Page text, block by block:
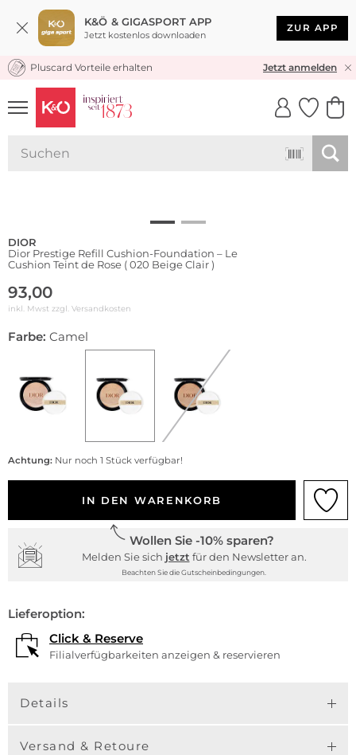
K&Ö & GIGASPORT APP
Jetzt kostenlos downloaden
ZUR APP
KOSTENLOSER VERSAND* & RÜCKVERSAND
Pluscard Vorteile erhalten Jetzt anmelden
UNSERE APP
CLICK &
DIOR
Dior Prestige Refill Cushion-Foundation – Le
Cushion Teint de Rose ( 020 Beige Clair )
93,00
inkl. Mwst zzgl. Versandkosten
Farbe: Camel
Achtung: Nur noch 1 Stück verfügbar!
IN DEN WARENKORB
Wollen Sie -10% sparen?
Melden Sie sich jetzt für den Newsletter an.
Beachten Sie die Gutscheinbedingungen.
Lieferoption:
Click & Reserve
Filialverfügbarkeiten anzeigen & reservieren
Details
Versand & Retoure